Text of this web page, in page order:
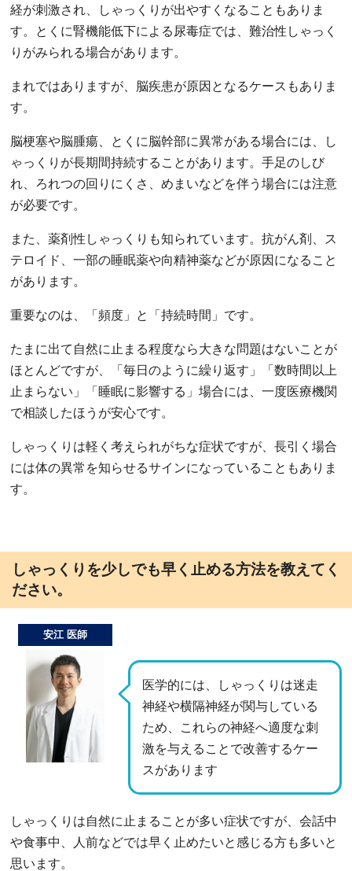
経が刺激され、しゃっくりが出やすくなることもありま
す。とくに腎機能低下による尿毒症では、難治性しゃっく
りがみられる場合があります。
まれではありますが、脳疾患が原因となるケースもありま
す。
脳梗塞や脳腫瘍、とくに脳幹部に異常がある場合には、し
ゃっくりが長期間持続することがあります。手足のしび
れ、ろれつの回りにくさ、めまいなどを伴う場合には注意
が必要です。
また、薬剤性しゃっくりも知られています。抗がん剤、ス
テロイド、一部の睡眠薬や向精神薬などが原因になること
があります。
重要なのは、「頻度」と「持続時間」です。
たまに出て自然に止まる程度なら大きな問題はないことが
ほとんどですが、「毎日のように繰り返す」「数時間以上
止まらない」「睡眠に影響する」場合には、一度医療機関
で相談したほうが安心です。
しゃっくりは軽く考えられがちな症状ですが、長引く場合
には体の異常を知らせるサインになっていることもありま
す。
しゃっくりを少しでも早く止める方法を教えてく
ださい。
医学的には、しゃっくりは迷走
神経や横隔神経が関与している
ため、これらの神経へ適度な刺
激を与えることで改善するケー
スがあります
安江 医師
しゃっくりは自然に止まることが多い症状ですが、会話中
や食事中、人前などでは早く止めたいと感じる方も多いと
思います。